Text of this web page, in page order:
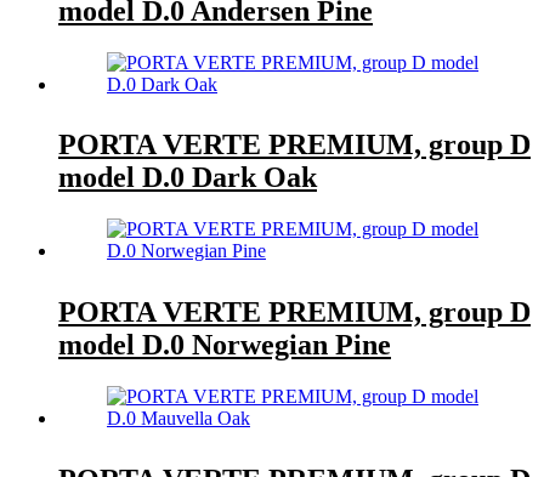
model D.0 Andersen Pine
PORTA VERTE PREMIUM, group D
model D.0 Dark Oak
PORTA VERTE PREMIUM, group D
model D.0 Norwegian Pine